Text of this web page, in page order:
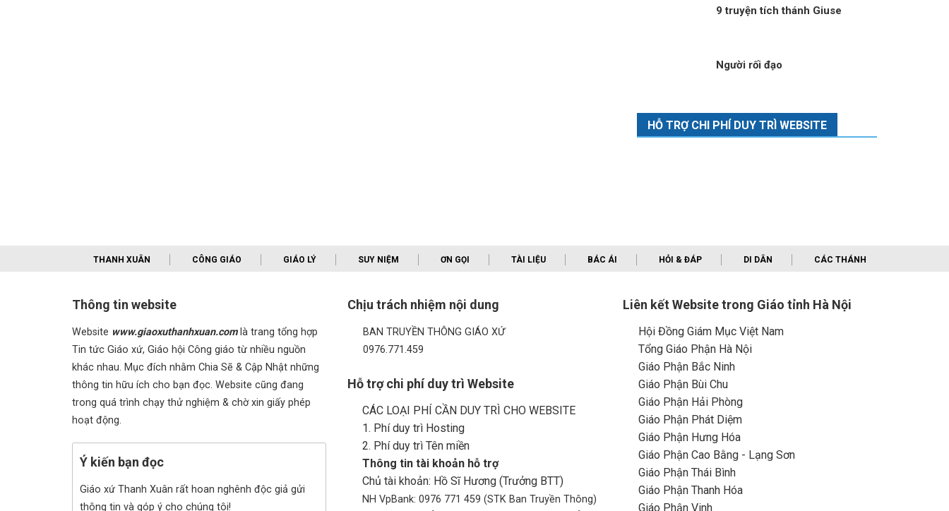
9 truyện tích thánh Giuse
Người rối đạo
HỖ TRỢ CHI PHÍ DUY TRÌ WEBSITE
THANH XUÂN CÔNG GIÁO GIÁO LÝ SUY NIỆM ƠN GỌI TÀI LIỆU BÁC ÁI HỎI & ĐÁP DI DÂN CÁC THÁNH
Thông tin website
Website www.giaoxuthanhxuan.com là trang tổng hợp
Tin tức Giáo xứ, Giáo hội Công giáo từ nhiều nguồn
khác nhau. Mục đích nhằm Chia Sẽ & Cập Nhật những
thông tin hữu ích cho bạn đọc. Website cũng đang
trong quá trình chạy thử nghiệm & chờ xin giấy phép
hoạt động.
Ý kiến bạn đọc
Giáo xứ Thanh Xuân rất hoan nghênh độc giả gửi
thông tin và góp ý cho chúng tôi!
Chịu trách nhiệm nội dung
BAN TRUYỀN THÔNG GIÁO XỨ
0976.771.459
Hỗ trợ chi phí duy trì Website
CÁC LOẠI PHÍ CẦN DUY TRÌ CHO WEBSITE
1. Phí duy trì Hosting
2. Phí duy trì Tên miền
Thông tin tài khoản hỗ trợ
Chủ tài khoản: Hồ Sĩ Hương (Trưởng BTT)
NH VpBank: 0976 771 459 (STK Ban Truyền Thông)
Liên kết Website trong Giáo tỉnh Hà Nội
Hội Đồng Giám Mục Việt Nam
Tổng Giáo Phận Hà Nội
Giáo Phận Bắc Ninh
Giáo Phận Bùi Chu
Giáo Phận Hải Phòng
Giáo Phận Phát Diệm
Giáo Phận Hưng Hóa
Giáo Phận Cao Bằng - Lạng Sơn
Giáo Phận Thái Bình
Giáo Phận Thanh Hóa
Giáo Phận Vinh